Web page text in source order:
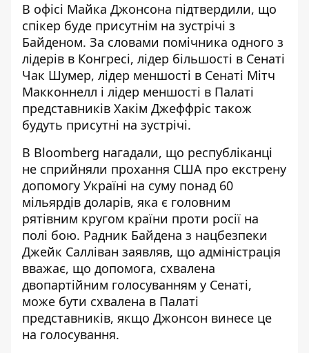
В офісі Майка Джонсона підтвердили, що
спікер буде присутнім на зустрічі з
Байденом. За словами помічника одного з
лідерів в Конгресі, лідер більшості в Сенаті
Чак Шумер, лідер меншості в Сенаті Мітч
Макконнелл і лідер меншості в Палаті
представників Хакім Джеффріс також
будуть присутні на зустрічі.
В Bloomberg нагадали, що республіканці
не сприйняли прохання США про екстрену
допомогу Україні на суму понад 60
мільярдів доларів, яка є головним
рятівним кругом країни проти росії на
полі бою. Радник Байдена з нацбезпеки
Джейк Салліван заявляв, що адміністрація
вважає, що допомога, схвалена
двопартійним голосуванням у Сенаті,
може бути схвалена в Палаті
представників, якщо Джонсон винесе це
на голосування.